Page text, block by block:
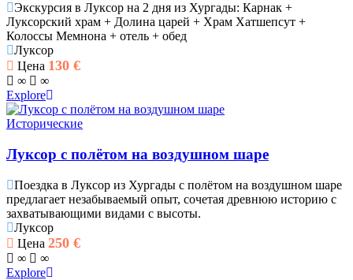
Экскурсия в Луксор на 2 дня из Хургады: Карнак +
Луксорский храм + Долина царей + Храм Хатшепсут +
Колоссы Мемнона + отель + обед
Луксор
Цена 130 €
∞
∞
Explore
Исторические
Луксор с полётом на воздушном шаре
Поездка в Луксор из Хургады с полётом на воздушном шаре
предлагает незабываемый опыт, сочетая древнюю историю с
захватывающими видами с высоты.
Луксор
Цена 250 €
∞
∞
Explore